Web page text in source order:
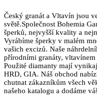
Český granát a Vltavín jsou
světě.Společnost Bohemia
šperků, nejvyšší kvality a
Vyrábíme šperky v malém
vašich excizů. Naše
přírodními granáty,
Použité diamanty mají
HRD, GIA. Náš obchod
chutnat zákazníkům všech
našeho katalogu a dodáme